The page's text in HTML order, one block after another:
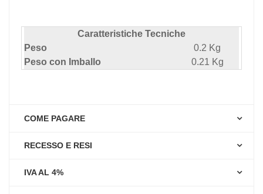
Caratteristiche Tecniche
Peso
0.2 Kg
Peso con Imballo
0.21 Kg
COME PAGARE
RECESSO E RESI
IVA AL 4%